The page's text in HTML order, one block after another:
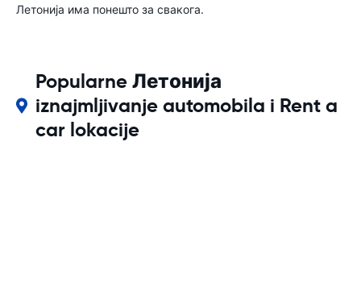
Летонија има понешто за свакога.
Popularne Летонија
iznajmljivanje automobila i Rent a
car lokacije